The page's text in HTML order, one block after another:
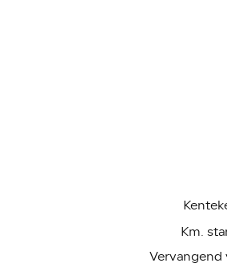
Km.
Vervangend